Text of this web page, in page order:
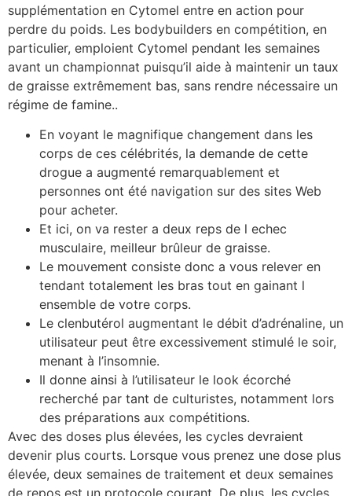
supplémentation en Cytomel entre en action pour
perdre du poids. Les bodybuilders en compétition, en
particulier, emploient Cytomel pendant les semaines
avant un championnat puisqu’il aide à maintenir un taux
de graisse extrêmement bas, sans rendre nécessaire un
régime de famine..
En voyant le magnifique changement dans les
corps de ces célébrités, la demande de cette
drogue a augmenté remarquablement et
personnes ont été navigation sur des sites Web
pour acheter.
Et ici, on va rester a deux reps de l echec
musculaire, meilleur brûleur de graisse.
Le mouvement consiste donc a vous relever en
tendant totalement les bras tout en gainant l
ensemble de votre corps.
Le clenbutérol augmentant le débit d’adrénaline, un
utilisateur peut être excessivement stimulé le soir,
menant à l’insomnie.
Il donne ainsi à l’utilisateur le look écorché
recherché par tant de culturistes, notamment lors
des préparations aux compétitions.
Avec des doses plus élevées, les cycles devraient
devenir plus courts. Lorsque vous prenez une dose plus
élevée, deux semaines de traitement et deux semaines